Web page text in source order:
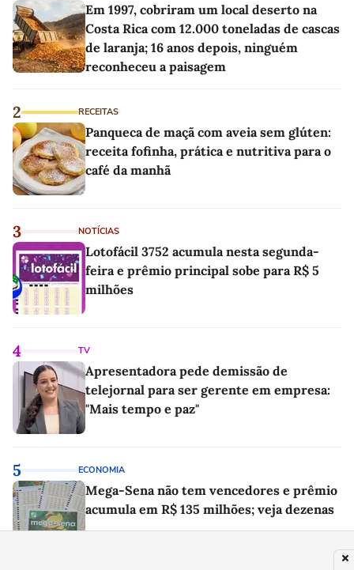
Em 1997, cobriram um local deserto na
Costa Rica com 12.000 toneladas de cascas
de laranja; 16 anos depois, ninguém
reconheceu a paisagem
2 RECEITAS
Panqueca de maçã com aveia sem glúten:
receita fofinha, prática e nutritiva para o
café da manhã
3 NOTÍCIAS
Lotofácil 3752 acumula nesta segunda-
feira e prêmio principal sobe para R$ 5
milhões
4 TV
Apresentadora pede demissão de
telejornal para ser gerente em empresa:
"Mais tempo e paz"
5 ECONOMIA
Mega-Sena não tem vencedores e prêmio
acumula em R$ 135 milhões; veja dezenas